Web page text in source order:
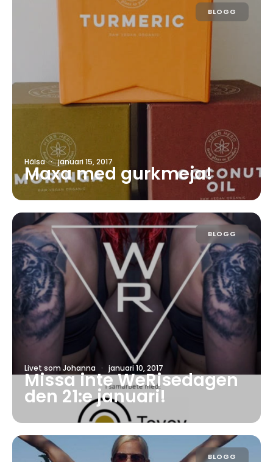
BLOGG
Hälsa · januari 15, 2017
Maxa med gurkmeja!
BLOGG
Livet som Johanna · januari 10, 2017
Missa inte WeRisedagen
den 21:e januari!
BLOGG